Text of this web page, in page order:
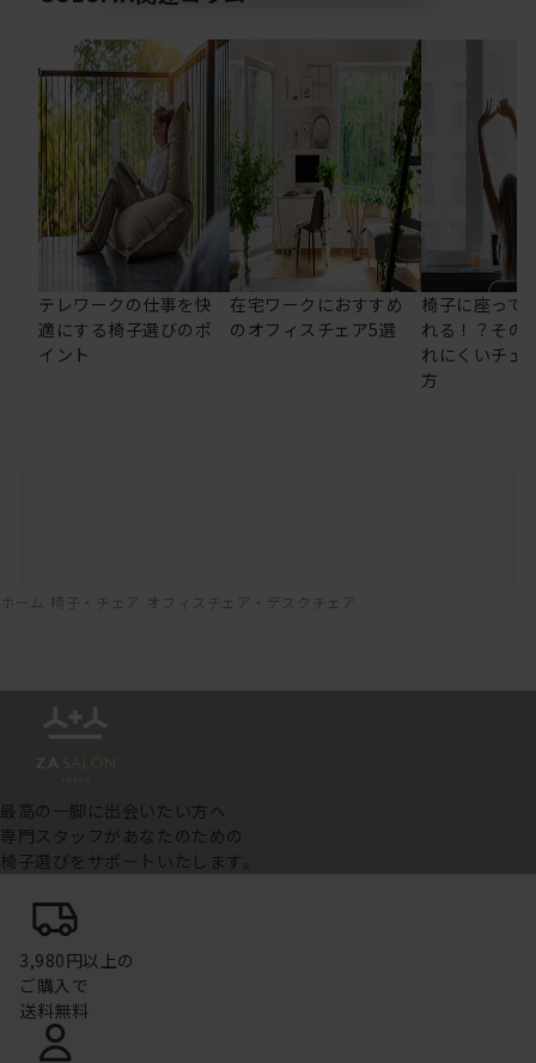
テレワークの仕事を快
適にする椅子選びのポ
イント
在宅ワークにおすすめ
のオフィスチェア5選
椅子に座って
れる！？その
れにくいチェ
方
ホーム 椅子・チェア オフィスチェア・デスクチェア
最高の一脚に出会いたい方へ
専門スタッフがあなたのための
椅子選びをサポートいたします。
3,980円以上の
ご購入で
送料無料